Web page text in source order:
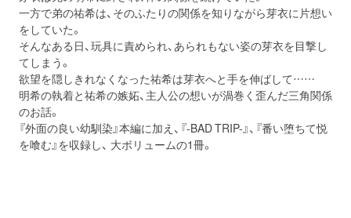
一方で弟の祐希は、そのふたりの関係を知りながら芽衣に片想い
をしていた。
そんなある日、玩具に責められ、あられもない姿の芽衣を目撃し
てしまう。
欲望を隠しきれなくなった祐希は芽衣へと手を伸ばして……
明希の執着と祐希の嫉妬、主人公の想いが渦巻く歪んだ三角関係
のお話。
『外面の良い幼馴染』本編に加え、『-BAD TRIP-』、『番い堕ちて悦
を喰む』を収録し、 大ボリュームの1冊。